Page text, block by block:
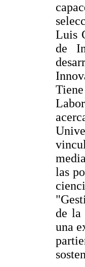
Luis
de
las
de la
una